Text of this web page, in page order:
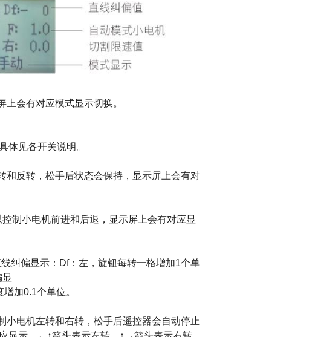
会有对应模式显示切换。
体见各开关说明。
和反转，松手后状态会保持，显示屏上会有对
制小电机前进和后退， 显示屏上会有对应显
纠偏显示：Df：左， 旋钮每转一格增加1个单
加0.1个单位。
小电机左转和右转，松手后遥控器会自动停止